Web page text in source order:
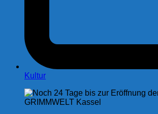
Kultur